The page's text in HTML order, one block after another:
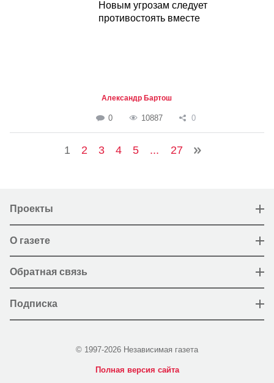
Новым угрозам следует
противостоять вместе
Александр Бартош
0 10887 0
1 2 3 4 5 ... 27
Проекты
О газете
Обратная связь
Подписка
© 1997-2026 Независимая газета
Полная версия сайта